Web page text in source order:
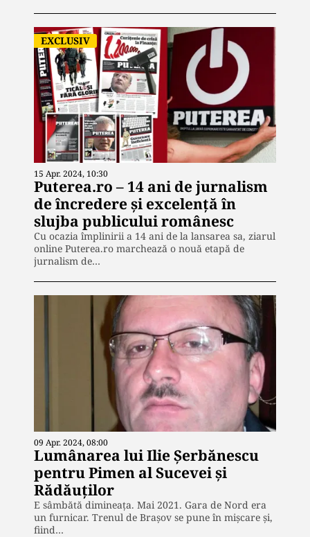
EXCLUSIV
15 Apr. 2024, 10:30
Puterea.ro – 14 ani de jurnalism
de încredere și excelență în
slujba publicului românesc
Cu ocazia împlinirii a 14 ani de la lansarea sa, ziarul
online Puterea.ro marchează o nouă etapă de
jurnalism de…
09 Apr. 2024, 08:00
Lumânarea lui Ilie Șerbănescu
pentru Pimen al Sucevei și
Rădăuților
E sâmbătă dimineața. Mai 2021. Gara de Nord era
un furnicar. Trenul de Brașov se pune în mișcare și,
fiind…